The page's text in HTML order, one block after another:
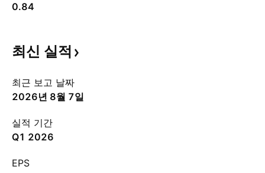
0.84
최신 실적
최근 보고 날짜
2026년 8월 7일
실적 기간
Q1 2026
EPS